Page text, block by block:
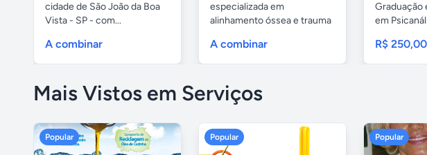
cidade de São João da Boa
Vista - SP - com...
A combinar
especializada em
alinhamento óssea e trauma
A combinar
Graduação
em
R$ 250,00
Mais Vistos em Serviços
Popular Popular Popular